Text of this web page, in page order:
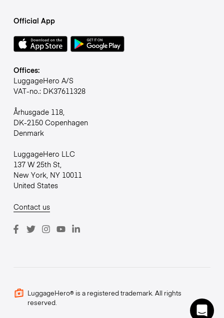
Official App
Offices:
LuggageHero A/S
VAT-no.: DK37611328
Århusgade 118,
DK-2150 Copenhagen
Denmark
LuggageHero LLC
137 W 25th St,
New York, NY 10011
United States
Contact us
LuggageHero® is a registered trademark. All rights
reserved.